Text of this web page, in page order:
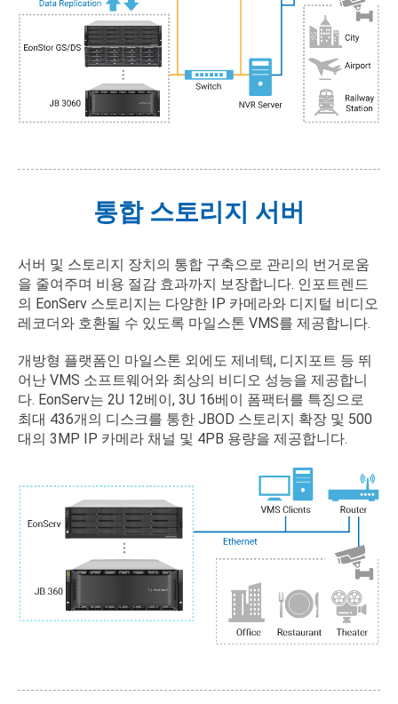
통합 스토리지 서버
서버 및 스토리지 장치의 통합 구축으로 관리의 번거로움
을 줄여주며 비용 절감 효과까지 보장합니다. 인포트렌드
의 EonServ 스토리지는 다양한 IP 카메라와 디지털 비디오
레코더와 호환될 수 있도록 마일스톤 VMS를 제공합니다.
개방형 플랫폼인 마일스톤 외에도 제네텍, 디지포트 등 뛰
어난 VMS 소프트웨어와 최상의 비디오 성능을 제공합니
다. EonServ는 2U 12베이, 3U 16베이 폼팩터를 특징으로
최대 436개의 디스크를 통한 JBOD 스토리지 확장 및 500
대의 3MP IP 카메라 채널 및 4PB 용량을 제공합니다.